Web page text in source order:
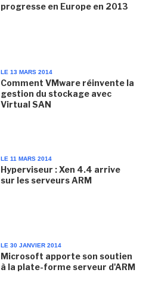
progresse en Europe en 2013
LE 13 MARS 2014
Comment VMware réinvente la
gestion du stockage avec
Virtual SAN
LE 11 MARS 2014
Hyperviseur : Xen 4.4 arrive
sur les serveurs ARM
LE 30 JANVIER 2014
Microsoft apporte son soutien
à la plate-forme serveur d'ARM